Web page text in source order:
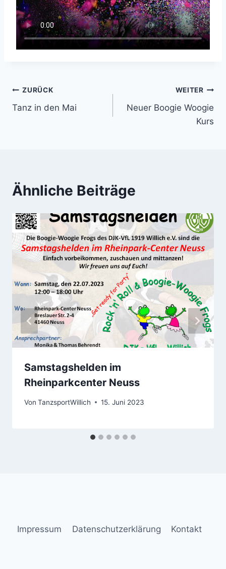
Beitragsnavigation
ZURÜCK
Tanz in den Mai
WEITER
Neuer Boogie Woogie
Kurs
Ähnliche Beiträge
Samstagshelden im
Rheinparkcenter Neuss
Von TanzsportWillich 15. Juni 2023
Impressum Datenschutzerklärung Kontakt